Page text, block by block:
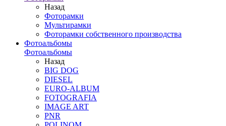
Назад
Фоторамки
Мультирамки
Фоторамки собственного производства
Фотоальбомы
Фотоальбомы
Назад
BIG DOG
DIESEL
EURO-ALBUM
FOTOGRAFIA
IMAGE ART
PNR